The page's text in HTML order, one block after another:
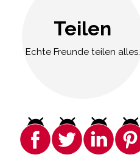
Teilen
Echte Freunde teilen alles.